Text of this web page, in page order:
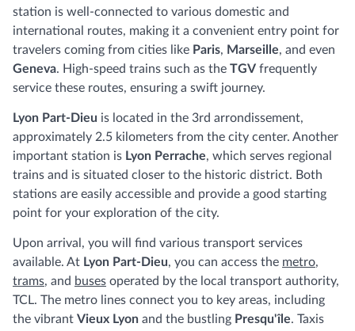
station is well-connected to various domestic and
international routes, making it a convenient entry point for
travelers coming from cities like Paris, Marseille, and even
Geneva. High-speed trains such as the TGV frequently
service these routes, ensuring a swift journey.
Lyon Part-Dieu is located in the 3rd arrondissement,
approximately 2.5 kilometers from the city center. Another
important station is Lyon Perrache, which serves regional
trains and is situated closer to the historic district. Both
stations are easily accessible and provide a good starting
point for your exploration of the city.
Upon arrival, you will find various transport services
available. At Lyon Part-Dieu, you can access the metro,
trams, and buses operated by the local transport authority,
TCL. The metro lines connect you to key areas, including
the vibrant Vieux Lyon and the bustling Presqu'île. Taxis